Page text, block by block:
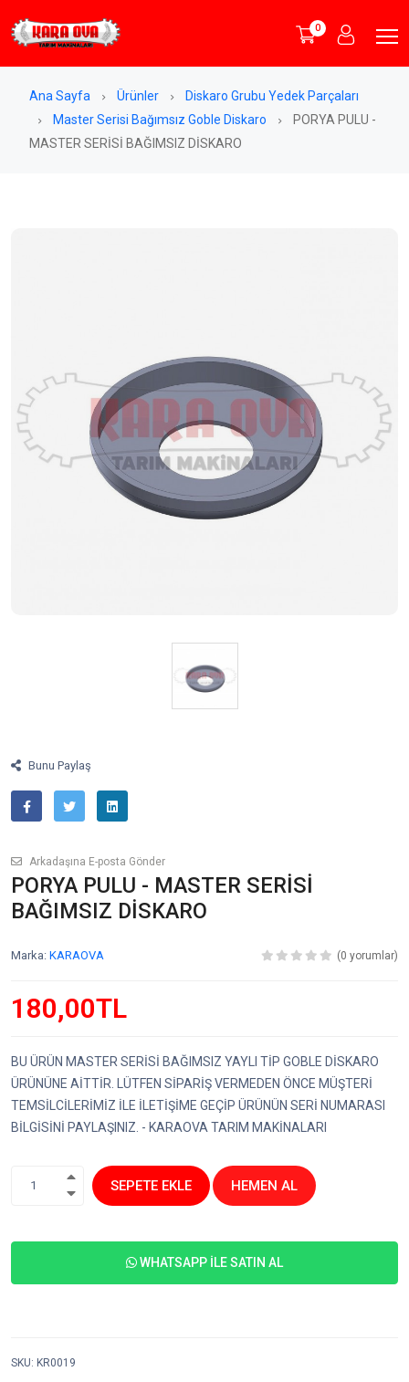
0
Ana Sayfa Ürünler
Diskaro Grubu Yedek Parçaları
Master Serisi Bağımsız Goble Diskaro
PORYA PULU -
MASTER SERİSİ BAĞIMSIZ DİSKARO
Bunu Paylaş
Arkadaşına E-posta Gönder
PORYA PULU - MASTER SERİSİ
BAĞIMSIZ DİSKARO
Marka: KARAOVA (0 yorumlar)
180,00TL
BU ÜRÜN MASTER SERİSİ BAĞIMSIZ YAYLI TİP GOBLE DİSKARO
ÜRÜNÜNE AİTTİR. LÜTFEN SİPARİŞ VERMEDEN ÖNCE MÜŞTERİ
TEMSİLCİLERİMİZ İLE İLETİŞİME GEÇİP ÜRÜNÜN SERİ NUMARASI
BİLGİSİNİ PAYLAŞINIZ. - KARAOVA TARIM MAKİNALARI
1 SEPETE EKLE HEMEN AL
WHATSAPP İLE SATIN AL
SKU: KR0019